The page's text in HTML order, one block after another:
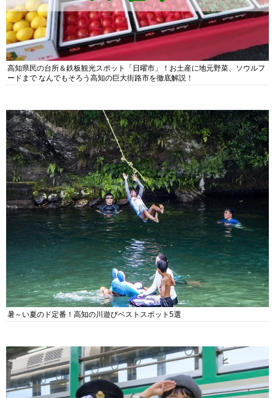
高知県民の台所＆鉄板観光スポット「日曜市」！お土産に地元野菜、ソウルフ
ードまで なんでもそろう高知の巨大街路市を徹底解説！
暑～い夏のド定番！高知の川遊びベストスポット5選